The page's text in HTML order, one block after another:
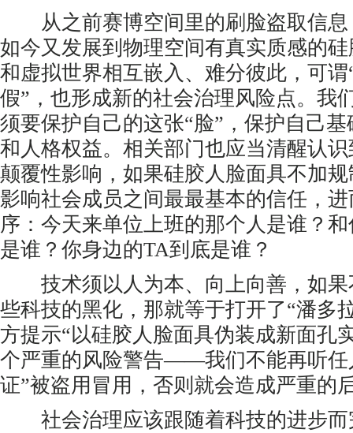
从之前赛博空间里的刷脸盗取信息
如今又发展到物理空间有真实质感的
和虚拟世界相互嵌入、难分彼此，可
假”，也形成新的社会治理风险点。我
须要保护自己的这张“脸”，保护自己
和人格权益。相关部门也应当清醒认
颠覆性影响，如果硅胶人脸面具不加
影响社会成员之间最最基本的信任，
序：今天来单位上班的那个人是谁？
是谁？你身边的TA到底是谁？
技术须以人为本、向上向善，如果
些科技的黑化，那就等于打开了“潘多
方提示“以硅胶人脸面具伪装成新面孔
个严重的风险警告——我们不能再听任
证”被盗用冒用，否则就会造成严重的
社会治理应该跟随着科技的进步而